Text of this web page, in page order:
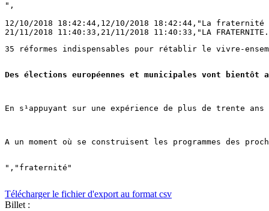
",
12/10/2018 18:42:44,12/10/2018 18:42:44,"La
21/11/2018 11:40:33,21/11/2018 11:40:33,"LA
35 réformes indispensables pour rétablir le vivre-
Des élections européennes et municipales vont
En s¹appuyant sur une expérience de plus de trente
A un moment où se construisent les programmes
","fraternité"
Télécharger le fichier d'export au format csv
Billet :